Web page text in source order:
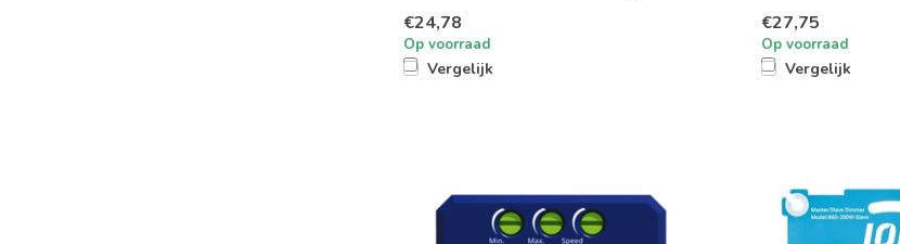
€24,78
Op voorraad
Vergelijk
€27,75
Op voorraad
Vergelijk